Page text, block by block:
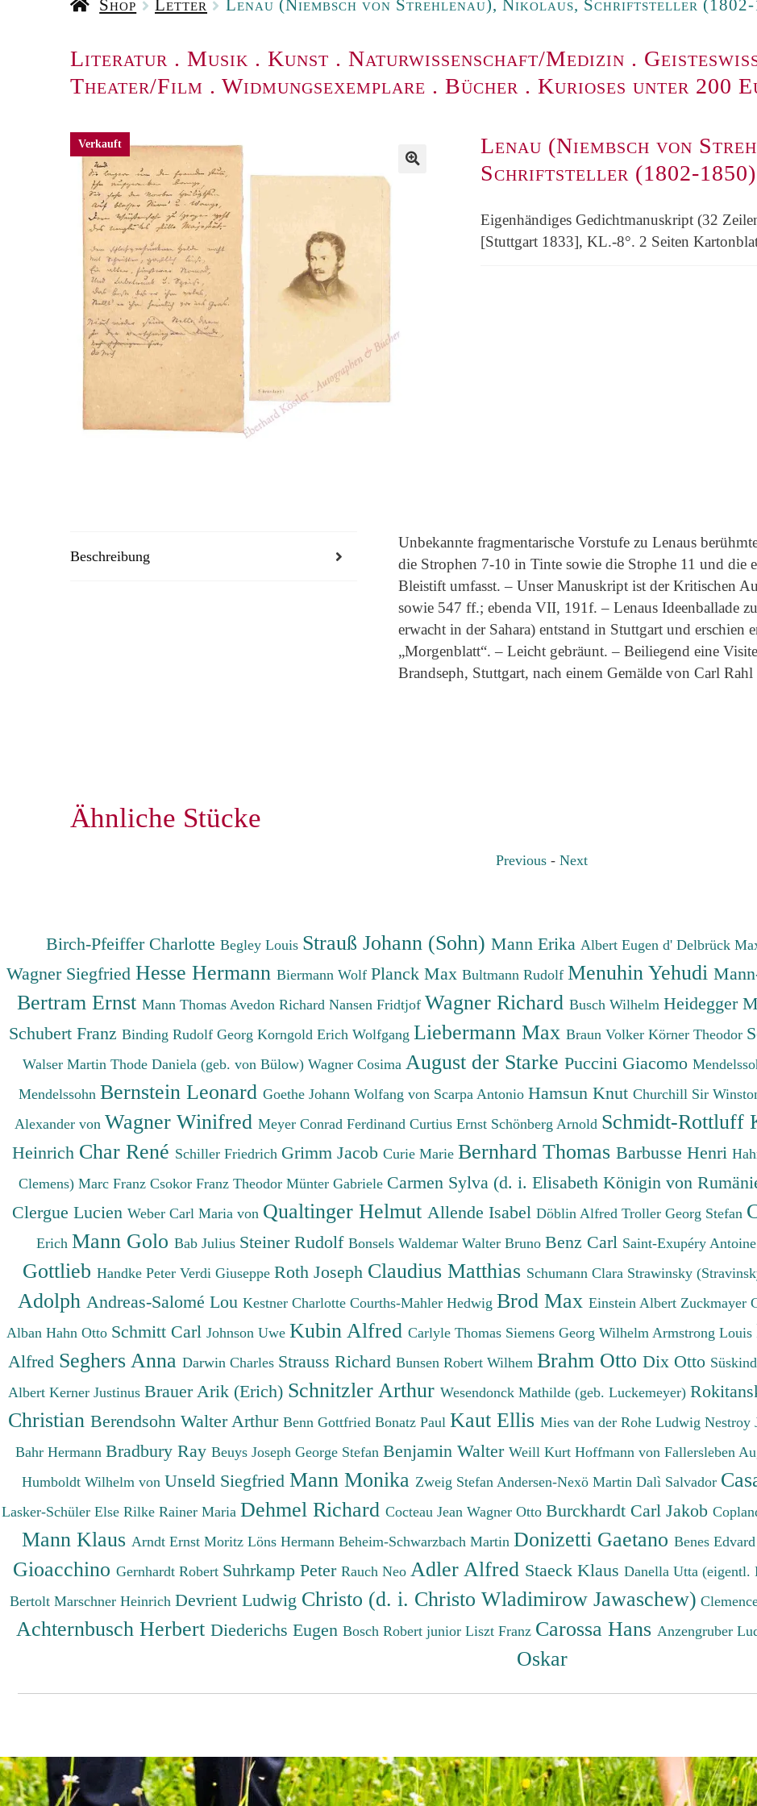
Shop Letter Lenau (Niembsch von Strehlenau), Nikolaus, Schriftsteller (1802-
Literatur . Musik . Kunst . Naturwissenschaft/Medizin .
Theater/Film . Widmungsexemplare . Bücher . Kurioses unter 200
Verkauft
Lenau (Niembsch von
Schriftsteller (1802-
Eigenhändiges Gedichtmanuskript (32
[Stuttgart 1833], KL.-8°. 2 Seiten
Beschreibung
Unbekannte fragmentarische Vorstufe zu Lenaus
die Strophen 7-10 in Tinte sowie die Strophe 11 und die
Bleistift umfasst. – Unser Manuskript ist der Kritischen
sowie 547 ff.; ebenda VII, 191f. – Lenaus Ideenballade
erwacht in der Sahara) entstand in Stuttgart und erschien
„Morgenblatt“. – Leicht gebräunt. – Beiliegend eine
Brandseph, Stuttgart, nach einem Gemälde von Carl Rahl
Ähnliche Stücke
Previous - Next
Birch-Pfeiffer CharlotteBegley Louis Strauß Johann (Sohn)Mann Erika Albert Eugen d'Delbrück
Wagner Siegfried Hesse Hermann Biermann Wolf Planck Max Bultmann Rudolf Menuhin Yehudi
Bertram Ernst Mann Thomas Avedon Richard Nansen Fridtjof Wagner Richard Busch Wilhelm Heidegger
Schubert Franz Binding Rudolf Georg Korngold Erich Wolfgang Liebermann Max Braun Volker Körner Theodor
Walser Martin Thode Daniela (geb. von Bülow) Wagner Cosima August der Starke Puccini Giacomo
Mendelssohn Bernstein Leonard Goethe Johann Wolfang von Scarpa Antonio Hamsun Knut Churchill Sir
Alexander von Wagner Winifred Meyer Conrad Ferdinand Curtius Ernst Schönberg Arnold Schmidt-Rottluff
Heinrich Char René Schiller Friedrich Grimm Jacob Curie Marie Bernhard Thomas Barbusse Henri
Clemens) Marc Franz Csokor Franz Theodor Münter Gabriele Carmen Sylva (d. i. Elisabeth Königin von
Clergue Lucien Weber Carl Maria von Qualtinger Helmut Allende Isabel Döblin Alfred Troller Georg Stefan
Erich Mann Golo Bab Julius Steiner Rudolf Bonsels Waldemar Walter Bruno Benz Carl Saint-Exupéry
Gottlieb Handke Peter Verdi Giuseppe Roth Joseph Claudius Matthias Schumann Clara Strawinsky
Adolph Andreas-Salomé Lou Kestner Charlotte Courths-Mahler Hedwig Brod Max Einstein Albert Zuckmayer
Alban Hahn Otto Schmitt Carl Johnson Uwe Kubin Alfred Carlyle Thomas Siemens Georg Wilhelm Armstrong Louis
Alfred Seghers Anna Darwin Charles Strauss Richard Bunsen Robert Wilhem Brahm Otto Dix Otto
Albert Kerner Justinus Brauer Arik (Erich) Schnitzler Arthur Wesendonck Mathilde (geb. Luckemeyer)
Christian Berendsohn Walter Arthur Benn Gottfried Bonatz Paul Kaut Ellis Mies van der Rohe Ludwig Nestroy
Bahr Hermann Bradbury Ray Beuys Joseph George Stefan Benjamin Walter Weill Kurt Hoffmann von Fallersleben
Humboldt Wilhelm von Unseld Siegfried Mann Monika Zweig Stefan Andersen-Nexö Martin Dalì Salvador
Lasker-Schüler Else Rilke Rainer Maria Dehmel Richard Cocteau Jean Wagner Otto Burckhardt Carl Jakob
Mann Klaus Arndt Ernst Moritz Löns Hermann Beheim-Schwarzbach Martin Donizetti Gaetano Benes Edvard
Gioacchino Gernhardt Robert Suhrkamp Peter Rauch Neo Adler Alfred Staeck Klaus Danella Utta (eigentl.
Bertolt Marschner Heinrich Devrient Ludwig Christo (d. i. Christo Wladimirow Jawaschew)
Achternbusch Herbert Diederichs Eugen Bosch Robert junior Liszt Franz Carossa Hans Anzengruber
Oskar